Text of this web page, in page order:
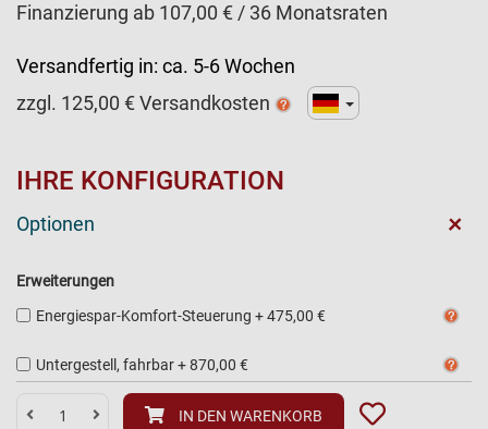
Finanzierung ab 107,00 € / 36 Monatsraten
Versandfertig in: ca. 5-6 Wochen
zzgl. 125,00 € Versandkosten
IHRE KONFIGURATION
Optionen +
Erweiterungen
Energiespar-Komfort-Steuerung +475,00 €
Untergestell, fahrbar+870,00 €
IN DEN WARENKORB